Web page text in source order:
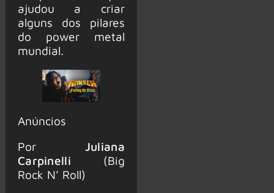
ajudou a criar
alguns dos pilares
do power metal
mundial.
Anúncios
Por Juliana
Carpinelli (Big
Rock N’ Roll)